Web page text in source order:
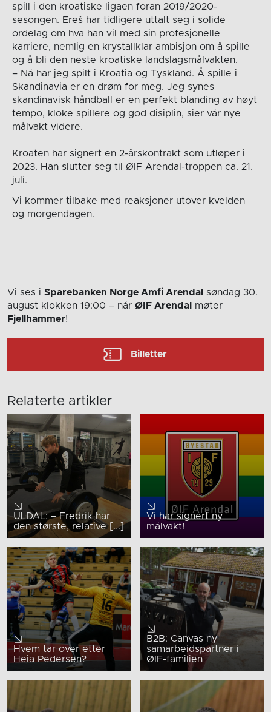
spill i den kroatiske ligaen foran 2019/2020-
sesongen. Ereš har tidligere uttalt seg i solide
ordelag om hva han vil med sin profesjonelle
karriere, nemlig en krystallklar ambisjon om å spille
og å bli den neste kroatiske landslagsmålvakten.
– Nå har jeg spilt i Kroatia og Tyskland. Å spille i
Skandinavia er en drøm for meg. Jeg synes
skandinavisk håndball er en perfekt blanding av høyt
tempo, kloke spillere og god disiplin, sier vår nye
målvakt videre.
Kroaten har signert en 2-årskontrakt som utløper i
2023. Han slutter seg til ØIF Arendal-troppen ca. 21.
juli.
Vi kommer tilbake med reaksjoner utover kvelden
og morgendagen.
Vi ses i Sparebanken Norge Amfi Arendal
søndag 30.
august klokken 19:00 – når ØIF Arendal
møter
Fjellhammer!
Billetter
Relaterte artikler
ULDAL: – Fredrik har
den største, relative [...]
Vi har signert ny
målvakt!
Hvem tar over etter
Heia Pedersen?
B2B: Canvas ny
samarbeidspartner i
ØIF-familien